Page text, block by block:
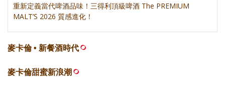
重新定義當代啤酒品味！三得利頂級啤酒 The PREMIUM
MALT’S 2026 質感進化！
麥卡倫 • 新餐酒時代
麥卡倫甜蜜新浪潮